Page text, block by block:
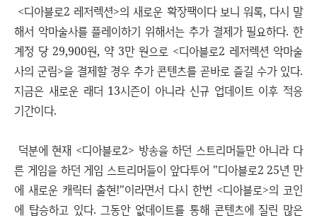
<디아블로2 레저렉션>의 새로운 확장팩이다 보니 워록, 다시 말
해서 악마술사를 플레이하기 위해서는 추가 결제가 필요하다. 한
계정 당 29,900원, 약 3만 원으로 <디아블로2 레저렉션 악마술
사의 군림>을 결제할 경우 추가 콘텐츠를 곧바로 즐길 수가 있다.
지금은 새로운 래더 13시즌이 아니라 신규 업데이트 이후 적응
기간이다.
덕분에 현재 <디아블로2> 방송을 하던 스트리머들만 아니라 다
른 게임을 하던 게임 스트리머들이 앞다투어 "디아블로2 25년 만
에 새로운 캐릭터 출현!"이라면서 다시 한번 <디아블로>의 코인
에 탑승하고 있다. 그동안 없데이트를 통해 콘텐츠에 질린 많은